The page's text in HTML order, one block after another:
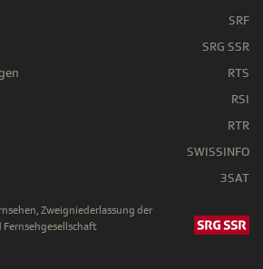
SRF
SRG SSR
RTS
RSI
RTR
SWISSINFO
3SAT
Zweigniederlassung der
Fernsehgesellschaft